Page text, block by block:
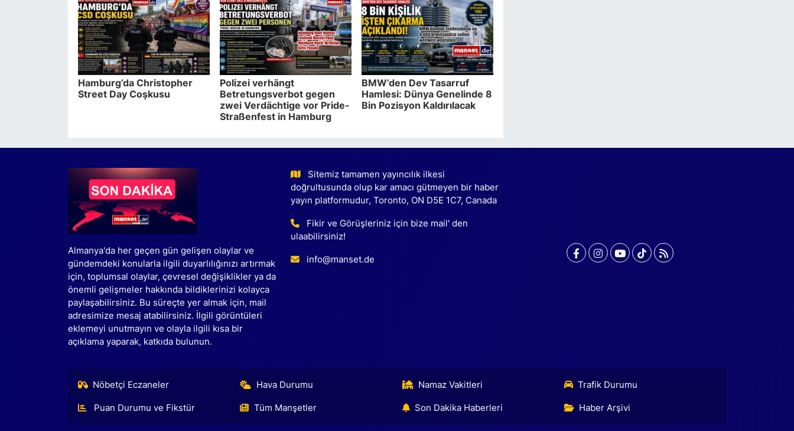
Hamburg’da Christopher
Street Day Coşkusu
Polizei verhängt
Betretungsverbot gegen
zwei Verdächtige vor Pride-
Straßenfest in Hamburg
BMW’den Dev Tasarruf
Hamlesi: Dünya Genelinde 8
Bin Pozisyon Kaldırılacak
Almanya'da her geçen gün gelişen olaylar ve
gündemdeki konularla ilgili duyarlılığınızı artırmak
için, toplumsal olaylar, çevresel değişiklikler ya da
önemli gelişmeler hakkında bildiklerinizi kolayca
paylaşabilirsiniz. Bu süreçte yer almak için, mail
adresimize mesaj atabilirsiniz. İlgili görüntüleri
eklemeyi unutmayın ve olayla ilgili kısa bir
açıklama yaparak, katkıda bulunun.
Sitemiz tamamen yayıncılık ilkesi
doğrultusunda olup kar amacı gütmeyen bir haber
yayın platformudur, Toronto, ON D5E 1C7, Canada
Fikir ve Görüşleriniz için bize mail' den
ulaabilirsiniz!
info@manset.de
Nöbetçi Eczaneler Hava Durumu Namaz Vakitleri Trafik Durumu
Puan Durumu ve Fikstür Tüm Manşetler Son Dakika Haberleri Haber Arşivi